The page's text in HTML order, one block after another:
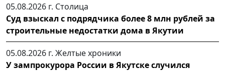
05.08.2026 г. Столица
Суд взыскал с подрядчика более 8 млн рублей за
строительные недостатки дома в Якутии
05.08.2026 г. Желтые хроники
У зампрокурора России в Якутске случился